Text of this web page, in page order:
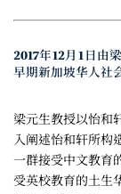
2017年12月1日由
早期新加坡华人社
梁元生教授以怡和
入阐述怡和轩所构
一群接受中文教育
受英校教育的土生